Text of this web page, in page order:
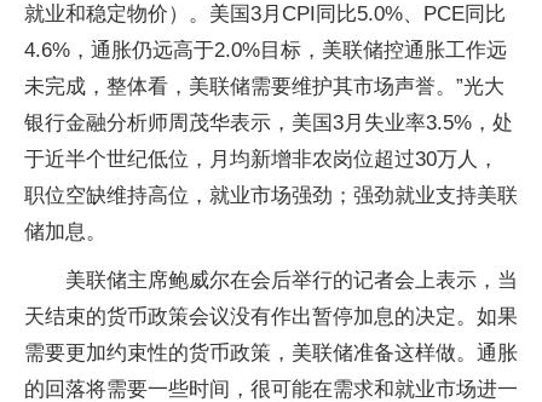
就业和稳定物价）。美国3月CPI同比5.0%、PCE同比
4.6%，通胀仍远高于2.0%目标，美联储控通胀工作远
未完成，整体看，美联储需要维护其市场声誉。”光大
银行金融分析师周茂华表示，美国3月失业率3.5%，处
于近半个世纪低位，月均新增非农岗位超过30万人，
职位空缺维持高位，就业市场强劲；强劲就业支持美联
储加息。
美联储主席鲍威尔在会后举行的记者会上表示，当
天结束的货币政策会议没有作出暂停加息的决定。如果
需要更加约束性的货币政策，美联储准备这样做。通胀
的回落将需要一些时间，很可能在需求和就业市场进一